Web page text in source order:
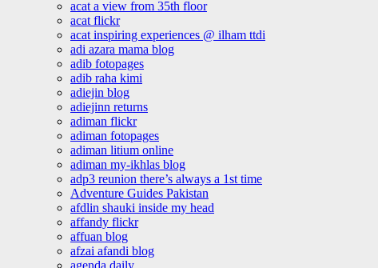
acat a view from 35th floor
acat flickr
acat inspiring experiences @ ilham ttdi
adi azara mama blog
adib fotopages
adib raha kimi
adiejin blog
adiejinn returns
adiman flickr
adiman fotopages
adiman litium online
adiman my-ikhlas blog
adp3 reunion there’s always a 1st time
Adventure Guides Pakistan
afdlin shauki inside my head
affandy flickr
affuan blog
afzai afandi blog
agenda daily